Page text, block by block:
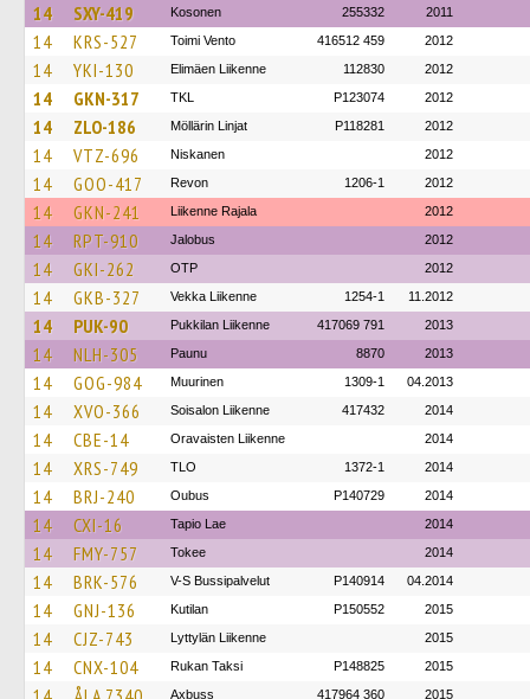
14 SXY-419 Kosonen 255332 2011
14 KRS-527 Toimi Vento 416512 459 2012
14 YKI-130 Elimäen Liikenne 112830 2012
14 GKN-317 TKL P123074 2012
14 ZLO-186 Möllärin Linjat P118281 2012
14 VTZ-696 Niskanen 2012
14 GOO-417 Revon 1206-1 2012
14 GKN-241 Liikenne Rajala 2012
14 RPT-910 Jalobus 2012
14 GKI-262 OTP 2012
14 GKB-327 Vekka Liikenne 1254-1 11.2012
14 PUK-90 Pukkilan Liikenne 417069 791 2013
14 NLH-305 Paunu 8870 2013
14 GOG-984 Muurinen 1309-1 04.2013
14 XVO-366 Soisalon Liikenne 417432 2014
14 CBE-14 Oravaisten Liikenne 2014
14 XRS-749 TLO 1372-1 2014
14 BRJ-240 Oubus P140729 2014
14 CXI-16 Tapio Lae 2014
14 FMY-757 Tokee 2014
14 BRK-576 V-S Bussipalvelut P140914 04.2014
14 GNJ-136 Kutilan P150552 2015
14 CJZ-743 Lyttylän Liikenne 2015
14 CNX-104 Rukan Taksi P148825 2015
Axbuss 417964 360 2015